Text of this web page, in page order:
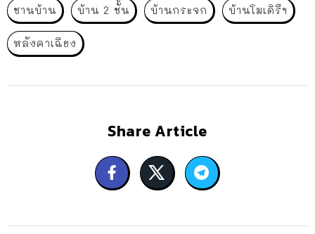
ชานบ้าน บ้าน 2 ชั้น บ้านกระจก บ้านโมเดิรืฯ
หลังคาเฉียง
Share Article